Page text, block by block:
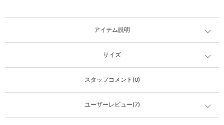
アイテム説明
サイズ
スタッフコメント(0)
ユーザーレビュー(7)